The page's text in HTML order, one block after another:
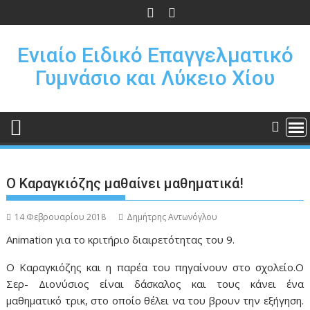
ε
Ενιαίο Ειδικό Επαγγελματικό
Γυμνάσιο και Λύκειο Χίου
Ο Καραγκιόζης μαθαίνει μαθηματικά!
14 Φεβρουαρίου 2018 Δημήτρης Αντωνόγλου
Animation για το κριτήριο διαιρετότητας του 9.
Ο Καραγκιόζης και η παρέα του πηγαίνουν στο σχολείο.Ο
Σερ- Διονύσιος είναι δάσκαλος και τους κάνει ένα
μαθηματικό τρικ, στο οποίο θέλει να του βρουν την εξήγηση.